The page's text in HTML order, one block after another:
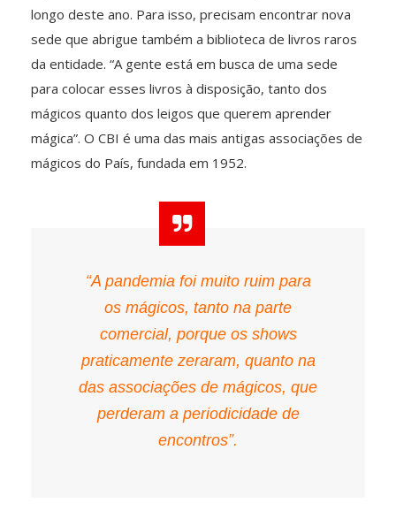
longo deste ano. Para isso, precisam encontrar nova
sede que abrigue também a biblioteca de livros raros
da entidade. “A gente está em busca de uma sede
para colocar esses livros à disposição, tanto dos
mágicos quanto dos leigos que querem aprender
mágica”. O CBI é uma das mais antigas associações de
mágicos do País, fundada em 1952.
“A pandemia foi muito ruim para
os mágicos, tanto na parte
comercial, porque os shows
praticamente zeraram, quanto na
das associações de mágicos, que
perderam a periodicidade de
encontros”.